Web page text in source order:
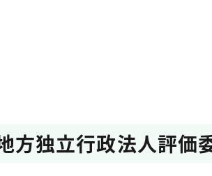
方独立行政法人評価